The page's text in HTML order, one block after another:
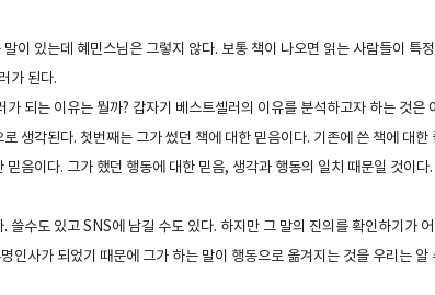
이 있는데 혜민스님은 그렇지 않다. 보통 책이 나오면 읽는 사람들이 특
가 된다.
가 되는 이유는 뭘까? 갑자기 베스트셀러의 이유를 분석하고자 하는 것은
생각된다. 첫번째는 그가 썼던 책에 대한 믿음이다. 기존에 쓴 책에 대한
믿음이다. 그가 했던 행동에 대한 믿음, 생각과 행동의 일치 때문일 것이다.
쓸수도 있고 SNS에 남길 수도 있다. 하지만 그 말의 진의를 확인하기가
인사가 되었기 때문에 그가 하는 말이 행동으로 옮겨지는 것을 우리는 알